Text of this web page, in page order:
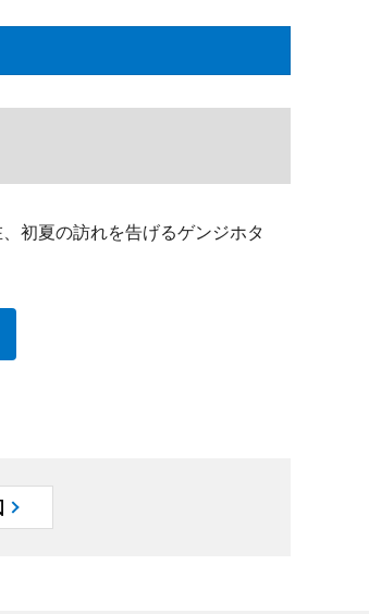
初夏の訪れを告げるゲンジホタ